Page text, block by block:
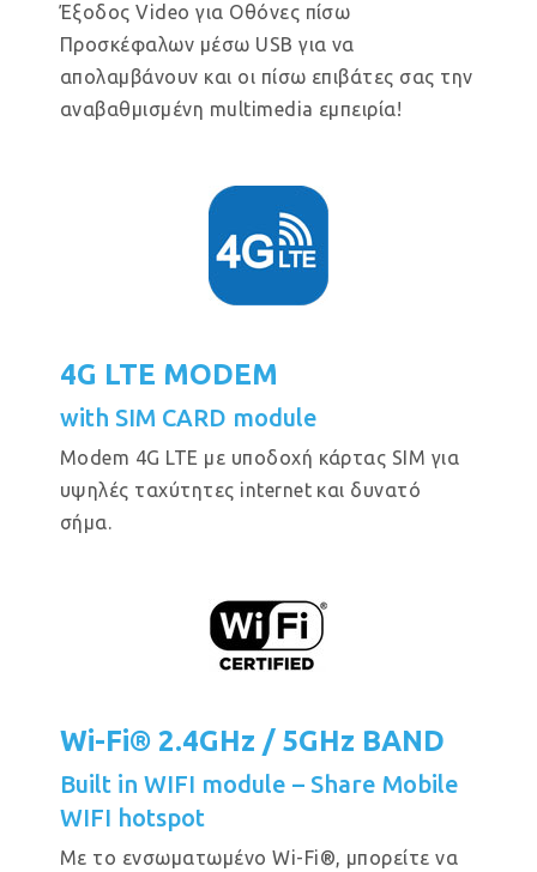
Έξοδος Video για Οθόνες πίσω
Προσκέφαλων μέσω USB για να
απολαμβάνουν και οι πίσω επιβάτες σας την
αναβαθμισμένη multimedia εμπειρία!
4G LTE MODEM
with SIM CARD module
Modem 4G LTE με υποδοχή κάρτας SIM για
υψηλές ταχύτητες internet και δυνατό
σήμα.
Wi-Fi® 2.4GHz / 5GHz BAND
Built in WIFI module – Share Mobile
WIFI hotspot
Με το ενσωματωμένο Wi-Fi®, μπορείτε να